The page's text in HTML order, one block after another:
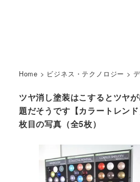
Home > ビジネス・テクノロジー >
ツヤ消し塗装はこするとツヤ
題だそうです【カラートレン
枚目の写真（全5枚）